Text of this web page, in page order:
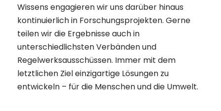
Wissens engagieren wir uns darüber hinaus
kontinuierlich in Forschungsprojekten. Gerne
teilen wir die Ergebnisse auch in
unterschiedlichsten Verbänden und
Regelwerksausschüssen. Immer mit dem
letztlichen Ziel einzigartige Lösungen zu
entwickeln – für die Menschen und die Umwelt.